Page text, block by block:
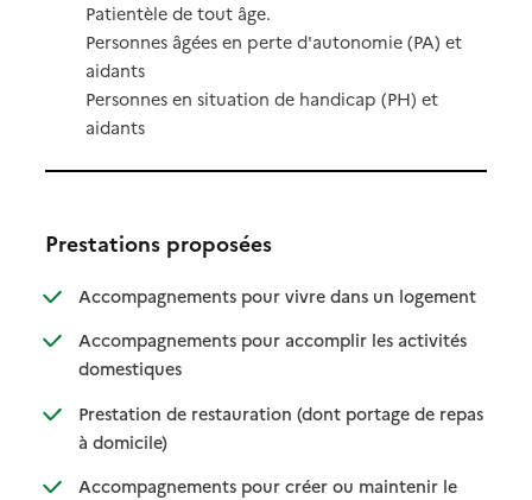
Patientèle de tout âge.
Personnes âgées en perte d'autonomie (PA) et
aidants
Personnes en situation de handicap (PH) et
aidants
Prestations proposées
Accompagnements pour vivre dans un logement
:
: non
Accompagnements pour accomplir les activités
domestiques: disponible
: non disponible
Prestation de restauration (dont portage de repas
à domicile): disponible
: non disponible
Accompagnements pour créer ou maintenir le